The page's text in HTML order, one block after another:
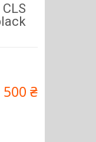
500 ₴